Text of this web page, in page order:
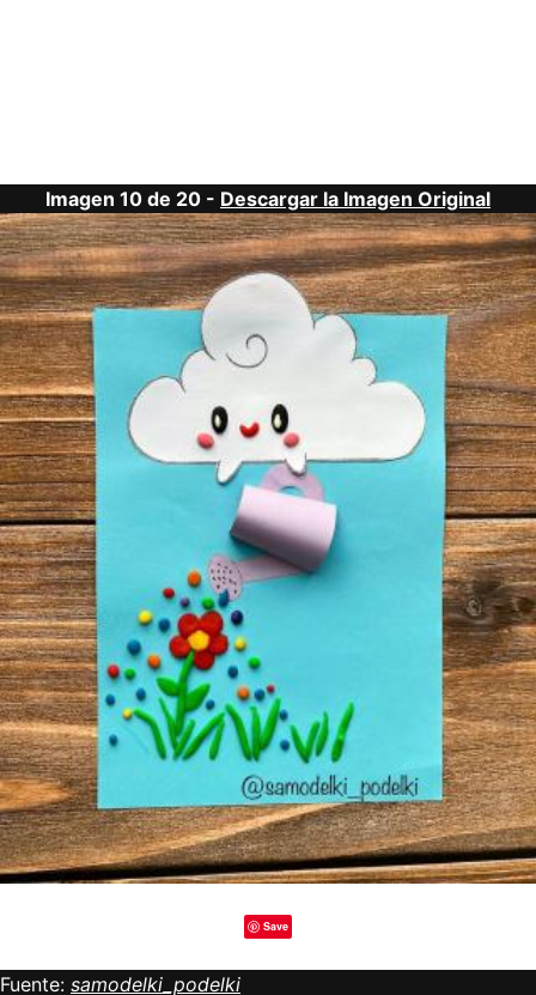
Imagen 10 de 20 - Descargar la Imagen Original
Save
Fuente: samodelki_podelki